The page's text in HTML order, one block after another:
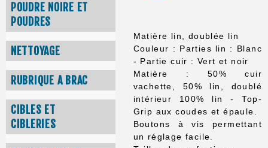
POUDRE NOIRE ET
POUDRES
NETTOYAGE
RUBRIQUE A BRAC
CIBLES ET
CIBLERIES
Matière lin, doublée lin
Couleur : Parties lin : Blanc
- Partie cuir : Vert et noir
Matière : 50% cuir
vachette, 50% lin, doublé
intérieur 100% lin - Top-
Grip aux coudes et épaule.
Boutons à vis permettant
un réglage facile.